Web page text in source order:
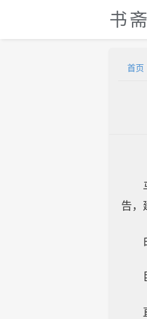
书
首页
告，